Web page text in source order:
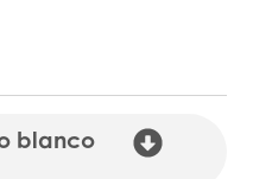
blanco